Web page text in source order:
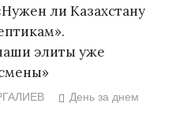
ли Казахстану
элиты уже
День за днем